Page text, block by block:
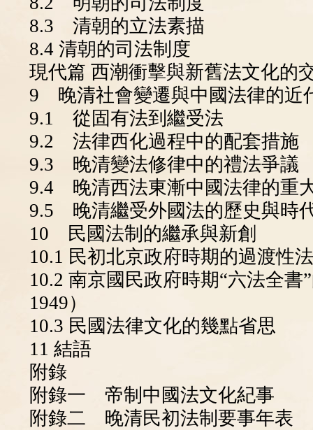
8.3 清朝的立法素描
8.4 清朝的司法制度
現代篇 西潮衝擊與新舊法文化的
9 晚清社會變遷與中國法律的近
9.1 從固有法到繼受法
9.2 法律西化過程中的配套措施
9.3 晚清變法修律中的禮法爭議
9.4 晚清西法東漸中國法律的重
9.5 晚清繼受外國法的歷史與時
10 民國法制的繼承與新創
10.1 民初北京政府時期的過渡性
10.2 南京國民政府時期“六法全書
1949）
10.3 民國法律文化的幾點省思
11 結語
附錄
附錄一 帝制中國法文化紀事
附錄二 晚清民初法制要事年表